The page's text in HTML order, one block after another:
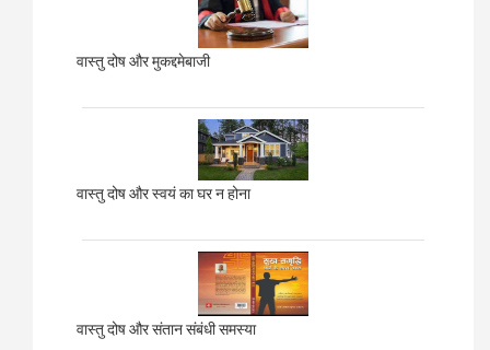
वास्तु दोष और मुकद्दमेबाजी
वास्तु दोष और स्वयं का घर न होना
वास्तु दोष और संतान संबंधी समस्या